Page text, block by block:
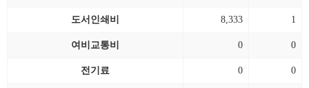
도서인쇄비 8,333 1
여비교통비 0 0
전기료 0 0